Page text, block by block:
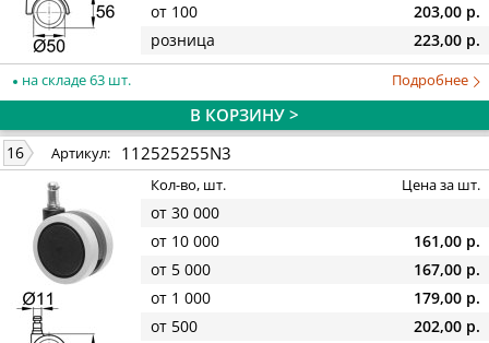
от 100
203,00 р.
розница
223,00 р.
на складе 63 шт. Подробнее
В КОРЗИНУ >
16 Артикул: 112525255N3
Кол-во, шт. Цена за шт.
от 30 000
от 10 000
161,00 р.
от 5 000
167,00 р.
от 1 000
179,00 р.
от 500
202,00 р.